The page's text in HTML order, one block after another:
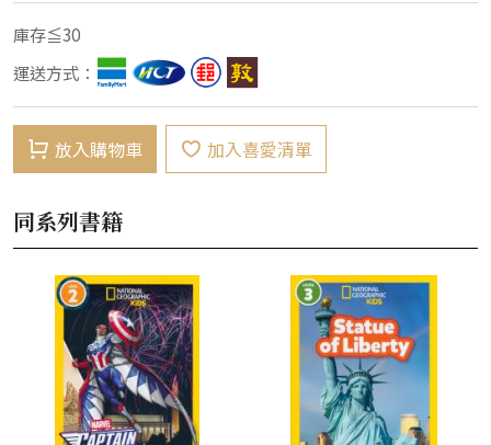
庫存≦30
運送方式：
放入購物車 加入喜愛清單
同系列書籍